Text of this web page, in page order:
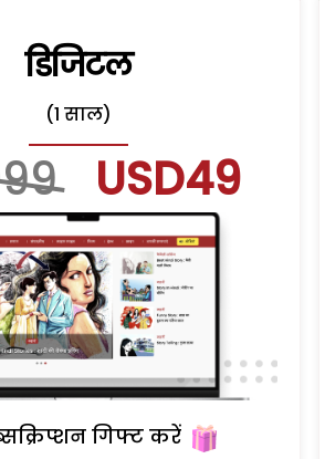
डिजिटल
(1 साल)
USD49
गिफ्ट करें